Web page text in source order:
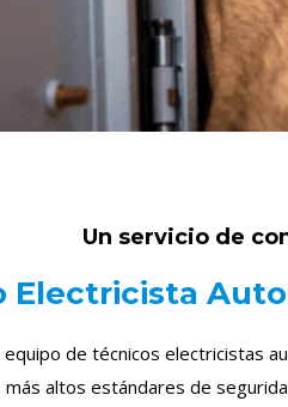
Un servicio de
Electricista
de técnicos electricistas
altos estándares de